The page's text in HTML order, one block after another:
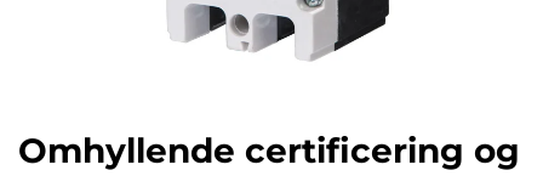
Omhyllende certificering og